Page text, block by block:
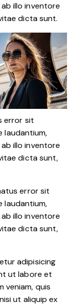
illo inventore
dicta sunt.
error sit
laudantium,
illo inventore
dicta sunt,
error sit
laudantium,
illo inventore
dicta sunt,
adipisicing
ut labore et
veniam, quis
ut aliquip ex